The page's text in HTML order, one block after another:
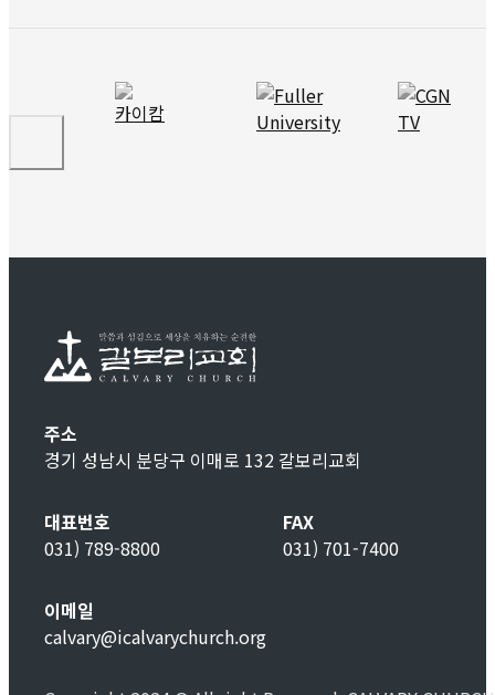
주소
경기 성남시 분당구 이매로 132 갈보리교회
대표번호
031) 789-8800
FAX
031) 701-7400
이메일
calvary@icalvarychurch.org